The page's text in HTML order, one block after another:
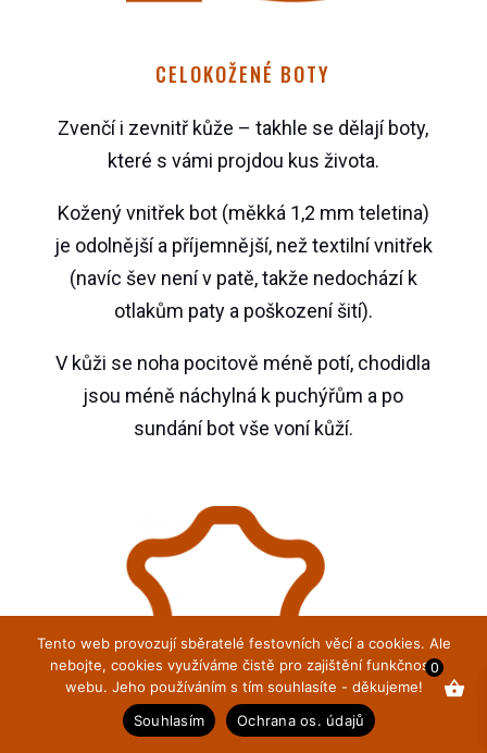
CELOKOŽENÉ BOTY
Zvenčí i zevnitř kůže – takhle se dělají boty,
které s vámi projdou kus života.
Kožený vnitřek bot (měkká 1,2 mm teletina)
je odolnější a příjemnější, než textilní vnitřek
(navíc šev není v patě, takže nedochází k
otlakům paty a poškození šití).
V kůži se noha pocitově méně potí, chodidla
jsou méně náchylná k puchýřům a po
sundání bot vše voní kůží.
0
Tento web provozují sběratelé festovních věcí a cookies. Ale
nebojte, cookies využíváme čistě pro zajištění funkčnosti
webu. Jeho používáním s tím souhlasíte - děkujeme!
Souhlasím
Ochrana os. údajů